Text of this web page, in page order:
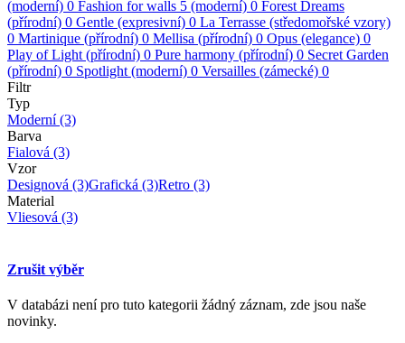
(moderní) 0 Fashion for walls 5 (moderní) 0 Forest Dreams
(přírodní) 0 Gentle (expresivní) 0 La Terrasse (středomořské vzory)
0 Martinique (přírodní) 0 Mellisa (přírodní) 0 Opus (elegance) 0
Play of Light (přírodní) 0 Pure harmony (přírodní) 0 Secret Garden
(přírodní) 0 Spotlight (moderní) 0 Versailles (zámecké) 0
Filtr
Typ
Moderní(3)
Barva
Fialová (3)
Vzor
Designová (3)Grafická (3)Retro (3)
Material
Vliesová (3)
Zrušit výběr
V databázi není pro tuto kategorii žádný záznam, zde jsou naše
novinky.